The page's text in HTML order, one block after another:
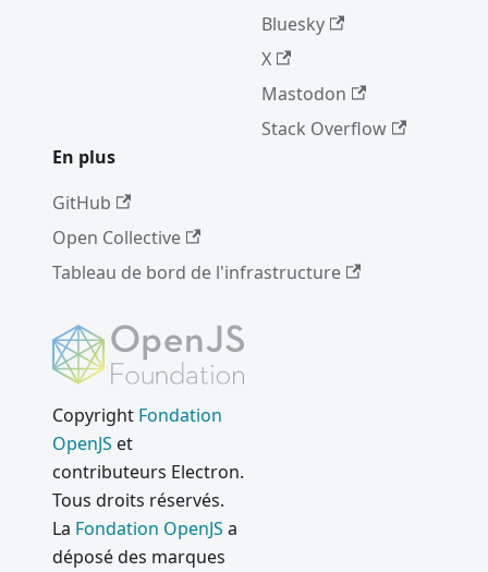
Bluesky
X
Mastodon
Stack Overflow
En plus
GitHub
Open Collective
Tableau de bord de l'infrastructure
Copyright Fondation
OpenJS et
contributeurs Electron.
Tous droits réservés.
La Fondation OpenJS a
déposé des marques